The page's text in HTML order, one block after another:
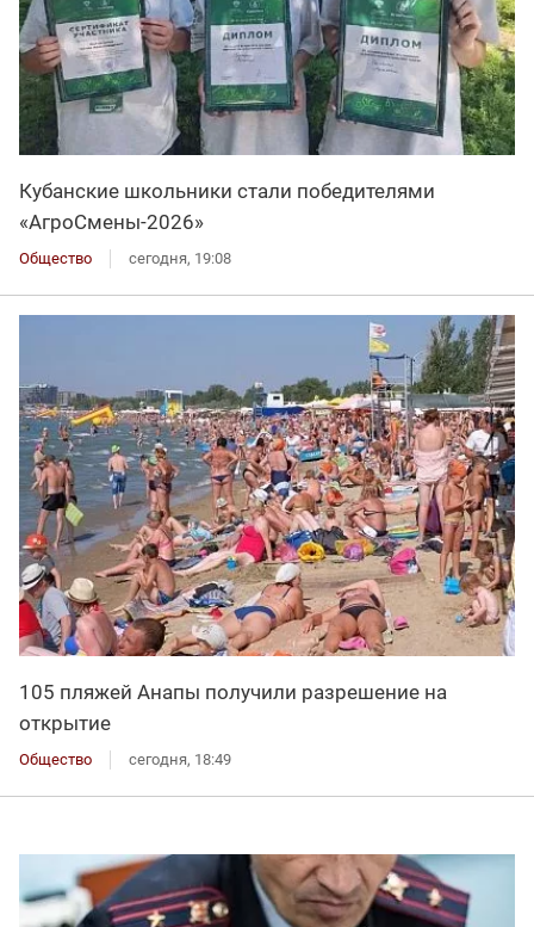
Кубанские школьники стали победителями
«АгроСмены-2026»
Общество сегодня, 19:08
105 пляжей Анапы получили разрешение на
открытие
Общество сегодня, 18:49